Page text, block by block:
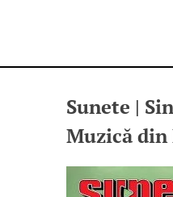
Sunete |
Muzică din